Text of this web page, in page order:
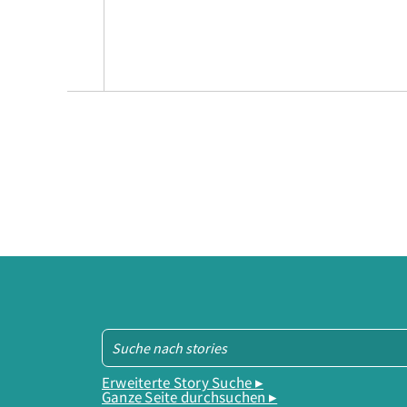
Erweiterte Story Suche ▸
Ganze Seite durchsuchen ▸